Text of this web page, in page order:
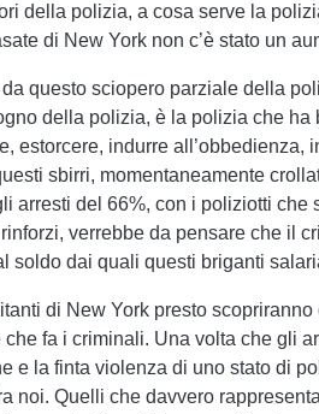
della polizia, a cosa serve la
di New York non c’è stato un
questo sciopero parziale della
della polizia, è la polizia che
estorcere, indurre all’obbedienza,
sbirri, momentaneamente
arresti del 66%, con i poliziotti che
verrebbe da pensare che il
soldo dai quali questi briganti
di New York presto
fa i criminali. Una volta che gli
e la finta violenza di uno stato di
noi. Quelli che davvero